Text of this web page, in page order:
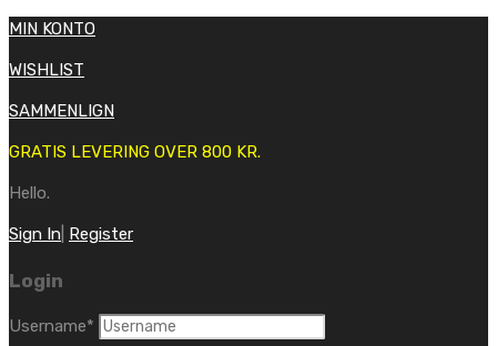
MIN KONTO
WISHLIST
SAMMENLIGN
GRATIS LEVERING OVER 800 KR.
Hello.
Sign In Register
Login
Username*